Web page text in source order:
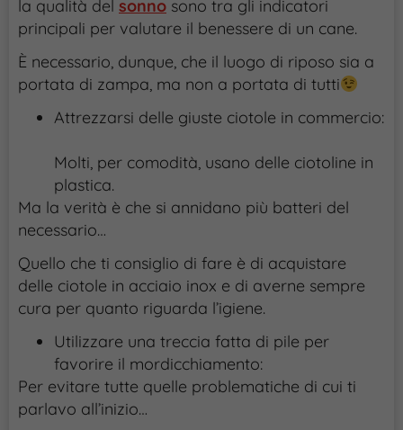
la qualità del sonno sono tra gli indicatori
principali per valutare il benessere di un cane.
È necessario, dunque, che il luogo di riposo sia a
portata di zampa, ma non a portata di tutti
Attrezzarsi delle giuste ciotole in commercio:
Molti, per comodità, usano delle ciotoline in
plastica.
Ma la verità è che si annidano più batteri del
necessario…
Quello che ti consiglio di fare è di acquistare
delle ciotole in acciaio inox e di averne sempre
cura per quanto riguarda l’igiene.
Utilizzare una treccia fatta di pile per
favorire il mordicchiamento:
Per evitare tutte quelle problematiche di cui ti
parlavo all’inizio…